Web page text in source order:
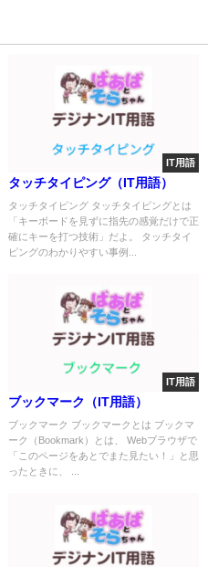
IT用語
タッチタイピング（IT用語）
タッチタイピング タッチタイピングとは
「キーボードを見ずに指先の感覚だけで正
確にキーを打つ技術」だよ。 タッチタイ
ピングのわかりやすい事例...
IT用語
ブックマーク（IT用語）
ブックマーク ブックマークとは ブックマ
ーク（Bookmark）とは、 Webブラウザで
「このページをあとでまた見たい！」と思
ったときに、 ...